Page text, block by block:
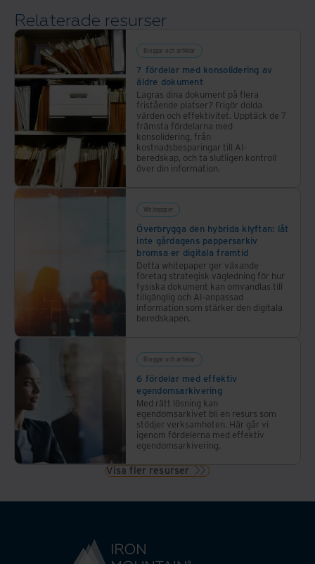
Relaterade resurser
Bloggar och artiklar
7 fördelar med konsolidering av
äldre dokument
Lagras dina dokument på flera
fristående platser? Frigör dolda
värden och effektivitet. Upptäck de 7
främsta fördelarna med
konsolidering, från
kostnadsbesparingar till AI-
beredskap, och ta slutligen kontroll
över din information.
Whitepaper
Överbrygga den hybrida klyftan: låt
inte gårdagens pappersarkiv
bromsa er digitala framtid
Detta whitepaper ger växande
företag strategisk vägledning för hur
fysiska dokument kan omvandlas till
tillgänglig och AI-anpassad
information som stärker den digitala
beredskapen.
Bloggar och artiklar
6 fördelar med effektiv
egendomsarkivering
Med rätt lösning kan
egendomsarkivet bli en resurs som
stödjer verksamheten. Här går vi
igenom fördelerna med effektiv
egendomsarkivering.
Visa fler resurser